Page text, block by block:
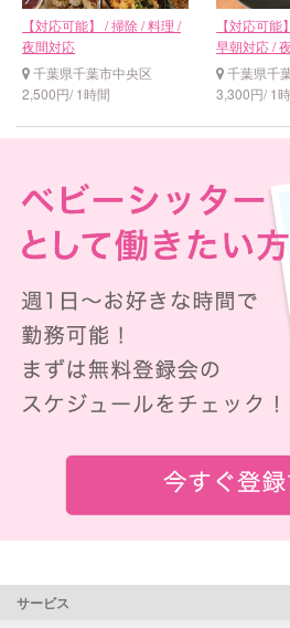
【対応可能】 / 掃除 / 料理 /
夜間対応
千葉県千葉市中央区
2,500円/ 1時間
【対応可能
早朝対応 /
千葉県千
3,300円/ 1
サービス